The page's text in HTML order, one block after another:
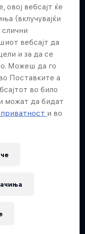
journey to the
вебсајт ќе
(вклучувајќи
вебсајт да
и за да се
Можеш да го
Поставките а
во било
можат да бидат
и во